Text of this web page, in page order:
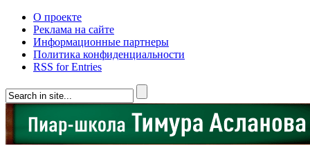
О проекте
Реклама на сайте
Информационные партнеры
Политика конфиденциальности
RSS for Entries